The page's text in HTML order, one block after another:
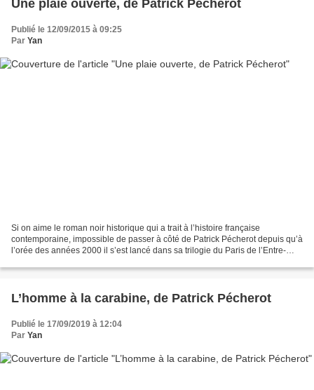
Une plaie ouverte, de Patrick Pécherot
Publié le 12/09/2015 à 09:25
Par Yan
Si on aime le roman noir historique qui a trait à l’histoire française
contemporaine, impossible de passer à côté de Patrick Pécherot depuis qu’à
l’orée des années 2000 il s’est lancé dans sa trilogie du Paris de l’Entre-
L’homme à la carabine, de Patrick Pécherot
Publié le 17/09/2019 à 12:04
Par Yan